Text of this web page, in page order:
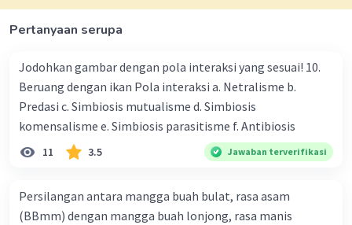
Pertanyaan serupa
Jodohkan gambar dengan pola interaksi yang sesuai! 10.
Beruang dengan ikan Pola interaksi a. Netralisme b.
Predasi c. Simbiosis mutualisme d. Simbiosis
komensalisme e. Simbiosis parasitisme f. Antibiosis
11 3.5 Jawaban terverifikasi
Persilangan antara mangga buah bulat, rasa asam
(BBmm) dengan mangga buah lonjong, rasa manis